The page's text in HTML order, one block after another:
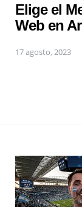
Elige el
Web en
17 agosto, 2023